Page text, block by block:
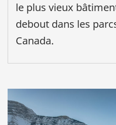
le plus vieux
debout dans les
Canada.